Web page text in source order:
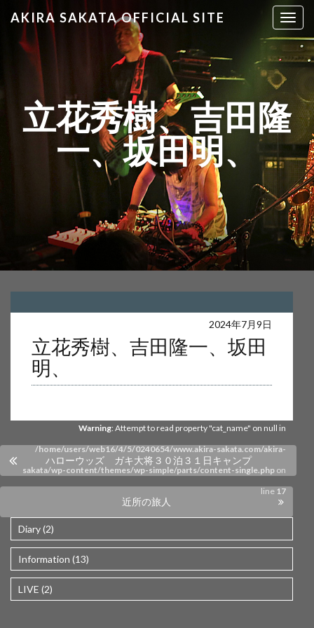
T
o
g
n
a
a
t
i
AKIRA SAKATA OFFICIAL SITE
立花秀樹、吉田隆
一、坂田明、
: Undefined array key 0 in
/home/users/web16/4/5/0240654/www.akira-sakata.com/akira-
sakata/wp-content/themes/wp-simple/parts/content-single.php
line
Warning: Attempt to read property "cat_name" on null in
/home/users/web16/4/5/0240654/www.akira-sakata.com/akira-
sakata/wp-content/themes/wp-simple/parts/content-single.php on
line 17
2024年7月9日
立花秀樹、吉田隆一、坂田
明、
ハローウッズ ガキ大将３０泊３１日キャンプ
近所の旅人
Diary (2)
Information (13)
LIVE (2)